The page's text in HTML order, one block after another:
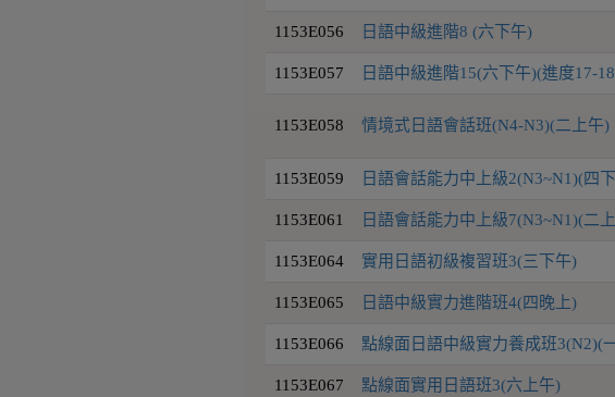
1153E056 日語中級進階8 (六下午)
1153E057 日語中級進階15(六下午)(進度17-
1153E058 情境式日語會話班(N4-N3)(二上午)
1153E059 日語會話能力中上級2(N3~N1)(四
1153E061 日語會話能力中上級7(N3~N1)(二
1153E064 實用日語初級複習班3(三下午)
1153E065 日語中級實力進階班4(四晚上)
1153E066 點線面日語中級實力養成班3(N2)(
1153E067 點線面實用日語班3(六上午)